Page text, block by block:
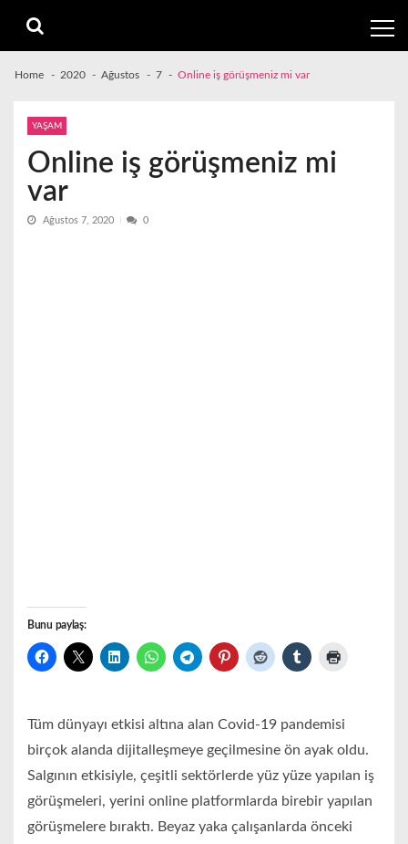
navigation
content
Home 2020 Ağustos 7 Online iş görüşmeniz mi var
YAŞAM
Online iş görüşmeniz mi
var
Ağustos 7, 2020 0
Bunu paylaş:
Tüm dünyayı etkisi altına alan Covid-19 pandemisi
birçok alanda dijitalleşmeye geçilmesine ön ayak oldu.
Salgının etkisiyle, çeşitli sektörlerde yüz yüze yapılan iş
görüşmeleri, yerini online platformlarda birebir yapılan
görüşmelere bıraktı. Beyaz yaka çalışanlarda önceki